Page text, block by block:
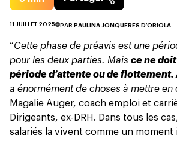
11 JUILLET 2025 PAR PAULINA JONQUÈRES D'ORIOLA
“Cette phase de préavis est une
pour les deux parties. Mais ce ne
période d’attente ou de
a énormément de choses à mettre
Magalie Auger, coach emploi et
Dirigeants, ex-DRH. Dans tous les
salariés la vivent comme un